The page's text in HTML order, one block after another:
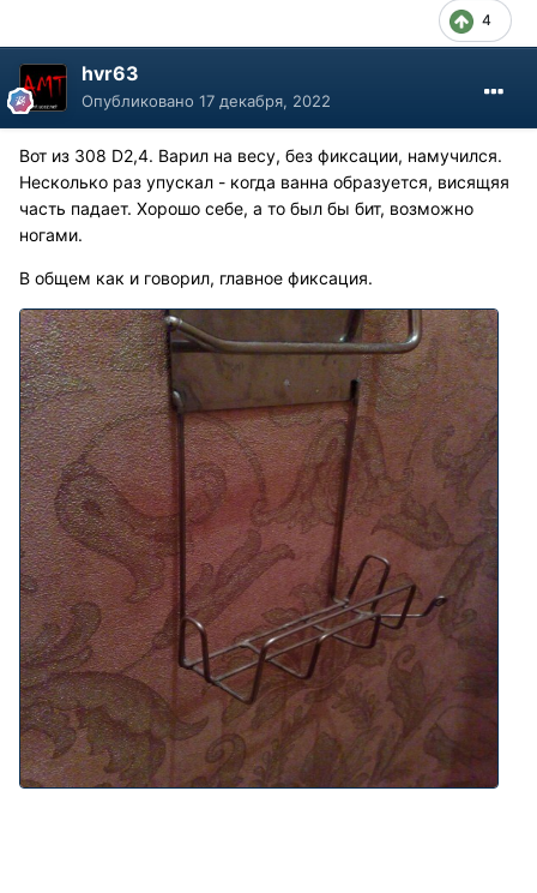
4
hvr63
Опубликовано 17 декабря, 2022
Вот из 308 D2,4. Варил на весу, без фиксации, намучился.
Несколько раз упускал - когда ванна образуется, висящяя
часть падает. Хорошо себе, а то был бы бит, возможно
ногами.
В общем как и говорил, главное фиксация.